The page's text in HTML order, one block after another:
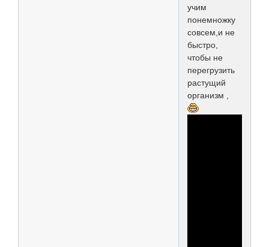
учим
понемножку
совсем,и не
быстро,
чтобы не
перегрузить
растущий
организм ,